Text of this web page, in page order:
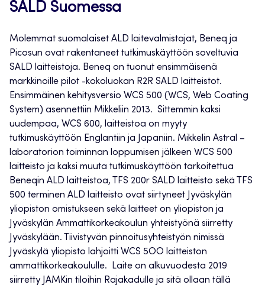
SALD Suomessa
Molemmat suomalaiset ALD laitevalmistajat, Beneq ja
Picosun ovat rakentaneet tutkimuskäyttöön soveltuvia
SALD laitteistoja. Beneq on tuonut ensimmäisenä
markkinoille pilot -kokoluokan R2R SALD laitteistot.
Ensimmäinen kehitysversio WCS 500 (WCS, Web Coating
System) asennettiin Mikkeliin 2013. Sittemmin kaksi
uudempaa, WCS 600, laitteistoa on myyty
tutkimuskäyttöön Englantiin ja Japaniin. Mikkelin Astral –
laboratorion toiminnan loppumisen jälkeen WCS 500
laitteisto ja kaksi muuta tutkimuskäyttöön tarkoitettua
Beneqin ALD laitteistoa, TFS 200r SALD laitteisto sekä TFS
500 terminen ALD laitteisto ovat siirtyneet Jyväskylän
yliopiston omistukseen sekä laitteet on yliopiston ja
Jyväskylän Ammattikorkeakoulun yhteistyönä siirretty
Jyväskylään. Tiivistyvän pinnoitusyhteistyön nimissä
Jyväskylä yliopisto lahjoitti WCS 5OO laitteiston
ammattikorkeakoululle. Laite on alkuvuodesta 2019
siirretty JAMKin tiloihin Rajakadulle ja sitä ollaan tällä